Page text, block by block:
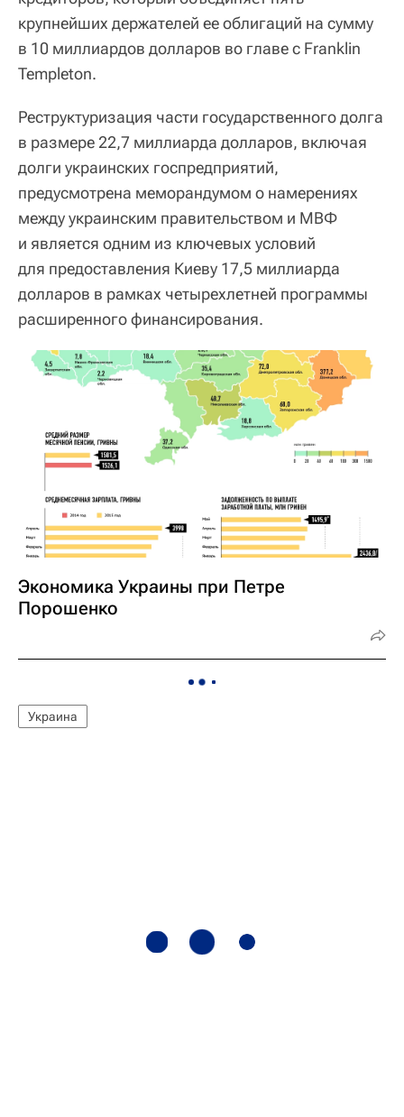
крупнейших держателей ее облигаций на сумму
в 10 миллиардов долларов во главе с Franklin
Templeton.
Реструктуризация части государственного долга
в размере 22,7 миллиарда долларов, включая
долги украинских госпредприятий,
предусмотрена меморандумом о намерениях
между украинским правительством и МВФ
и является одним из ключевых условий
для предоставления Киеву 17,5 миллиарда
долларов в рамках четырехлетней программы
расширенного финансирования.
Экономика Украины при Петре
Порошенко
Украина